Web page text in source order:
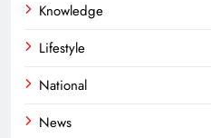
Knowledge
Lifestyle
National
News